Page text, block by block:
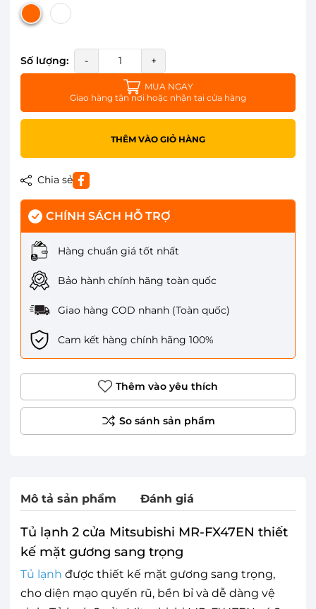
Số lượng: - +
MUA NGAY
Giao hàng tận nơi hoặc nhận tại cửa hàng
THÊM VÀO GIỎ HÀNG
Chia sẻ
CHÍNH SÁCH HỖ TRỢ
Hàng chuẩn giá tốt nhất
Bảo hành chính hãng toàn quốc
Giao hàng COD nhanh (Toàn quốc)
Cam kết hàng chính hãng 100%
Thêm vào yêu thích
Mô tả sản phẩm Đánh giá
Tủ lạnh 2 cửa Mitsubishi MR-FX47EN thiết
kế mặt gương sang trọng
Tủ lạnh được thiết kế mặt gương sang trọng,
cho diện mạo quyến rũ, bền bỉ và dễ dàng vệ